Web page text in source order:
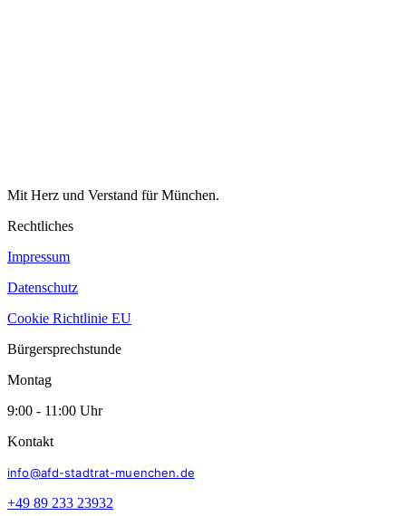
Mit Herz und Verstand für München.
Rechtliches
Impressum
Datenschutz
Cookie Richtlinie EU
Bürgersprechstunde
Montag
9:00 - 11:00 Uhr
Kontakt
info@afd-stadtrat-muenchen.de
+49 89 233 23932